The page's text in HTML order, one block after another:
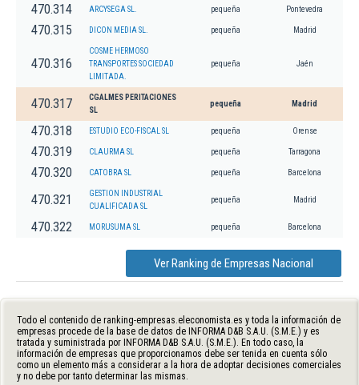
470.314 ARCYSEGA SL. pequeña Pontevedra
470.315 DICON MEDIA SL. pequeña Madrid
470.316
COSME HERMOSO
TRANSPORTES SOCIEDAD
LIMITADA.
pequeña Jaén
470.317
CGALMES PERITACIONES
SL
pequeña Madrid
470.318 ESTUDIO ECO-FISCAL SL pequeña Orense
470.319 CLAURMA SL pequeña Tarragona
470.320 CATOBRA SL pequeña Barcelona
470.321
GESTION INDUSTRIAL
CUALIFICADA SL
pequeña Madrid
470.322 MORUSUMA SL pequeña Barcelona
Ver Ranking de Empresas Nacional
Todo el contenido de ranking-empresas.eleconomista.es y toda la información de
empresas procede de la base de datos de INFORMA D&B S.A.U. (S.M.E.) y es
tratada y suministrada por INFORMA D&B S.A.U. (S.M.E.). En todo caso, la
información de empresas que proporcionamos debe ser tenida en cuenta sólo
como un elemento más a considerar a la hora de adoptar decisiones comerciales
y no debe por tanto determinar las mismas.